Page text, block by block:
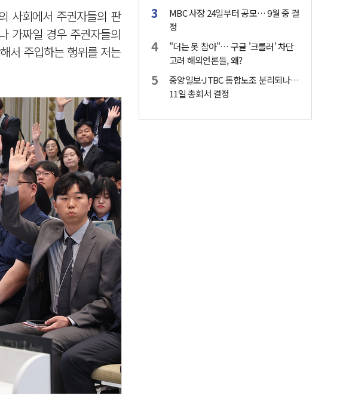
사회에서 주권자들의 판
가짜일 경우 주권자들의
서 주입하는 행위를 저는
MBC 사장 24일부터 공모… 9월 중 결
정
"더는 못 참아"… 구글 '크롤러' 차단
고려 해외언론들, 왜?
중앙일보·JTBC 통합노조 분리되나…
11일 총회서 결정